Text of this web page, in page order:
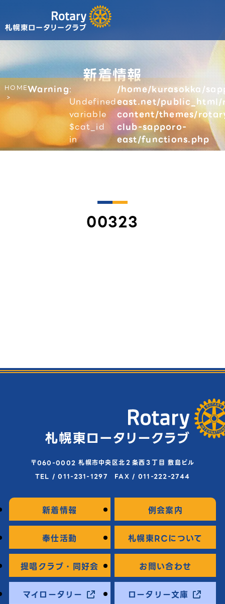
新着情報
HOMEWarning:
Undefined
variable
$cat_id
in
/home/kurasokka/
east.net/
content/themes/
club-sapporo-
east/functions.php
00323
〒060-0002 札幌市中央区北２条西３丁目 敷島ビル
TEL / 011-231-1297 FAX / 011-222-2744
新着情報 例会案内
奉仕活動 札幌東RCについて
提唱クラブ・同好会 お問い合わせ
マイロータリー ロータリー文庫